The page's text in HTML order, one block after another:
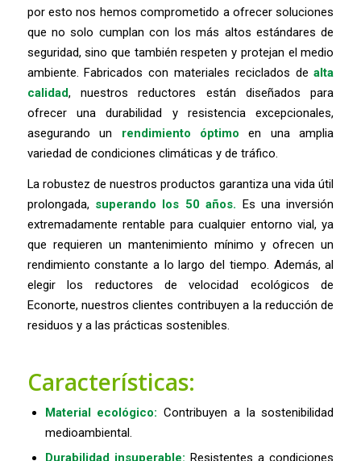
por esto nos hemos comprometido a ofrecer soluciones
que no solo cumplan con los más altos estándares de
seguridad, sino que también respeten y protejan el medio
ambiente. Fabricados con materiales reciclados dealta
calidad, nuestros reductores están diseñados para
ofrecer una durabilidad y resistencia excepcionales,
asegurando un rendimiento óptimo en una amplia
variedad de condiciones climáticas y de tráfico.
La robustez de nuestros productos garantiza una vida útil
prolongada, superando los 50 años. Es una inversión
extremadamente rentable para cualquier entorno vial, ya
que requieren un mantenimiento mínimo y ofrecen un
rendimiento constante a lo largo del tiempo. Además, al
elegir los reductores de velocidad ecológicos de
Econorte, nuestros clientes contribuyen a la reducción de
residuos y a las prácticas sostenibles.
Características:
Material ecológico: Contribuyen a la sostenibilidad
medioambiental.
Durabilidad insuperable: Resistentes a condiciones